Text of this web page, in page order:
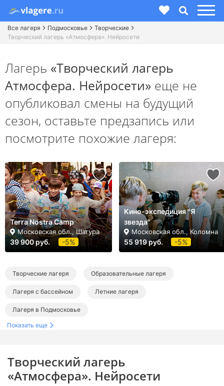
Все лагеря Подмосковье
Творческие
Творческий лагерь «Атмосфера». Нейросети
Творческий лагерь
«Атмосфера». Нейросети
Лагерь «Творческий лагерь
Атмосфера. Нейросети» еще не
опубликовал смены на будущий
сезон, оставьте предзапись или
посмотрите похожие лагеря:
Terra Nostra Camp
Московская обл., Шатура
39 900 руб. -5%
Кино-экспедиция "Я
звезда"
Московская обл., Коломна
55 919 руб. -5%
Творческие лагеря Образовательные лагеря
Лагеря с бассейном Летние лагеря
Лагеря в Подмосковье
Лагеря в Пушкино и Пушкинском районе
Образовательные лагеря в Подмосковье
Лагеря с бассейном в Подмосковье
Показать еще